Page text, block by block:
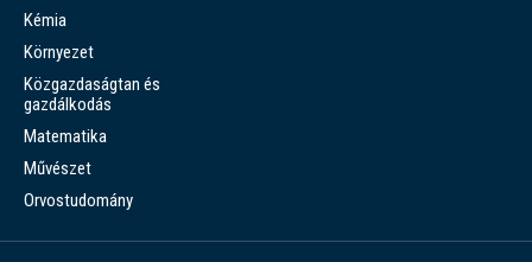
Kémia
Környezet
Közgazdaságtan és
gazdálkodás
Matematika
Művészet
Orvostudomány